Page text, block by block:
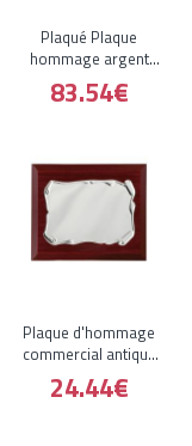
Plaqué Plaque
hommage argent
cadre de forme et de
style rectangulaire
83.54€
Plaque d'hommage
commercial antique
parchemin
24.44€